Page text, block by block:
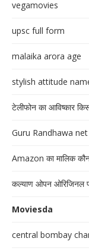
vegamovies
upsc full form
malaika arora age
stylish attitude
टेलीफोन का आविष्कार
Guru Randhawa
Amazon का मालिक
कल्याण ओपन ओरिजिनल
Moviesda
central bombay